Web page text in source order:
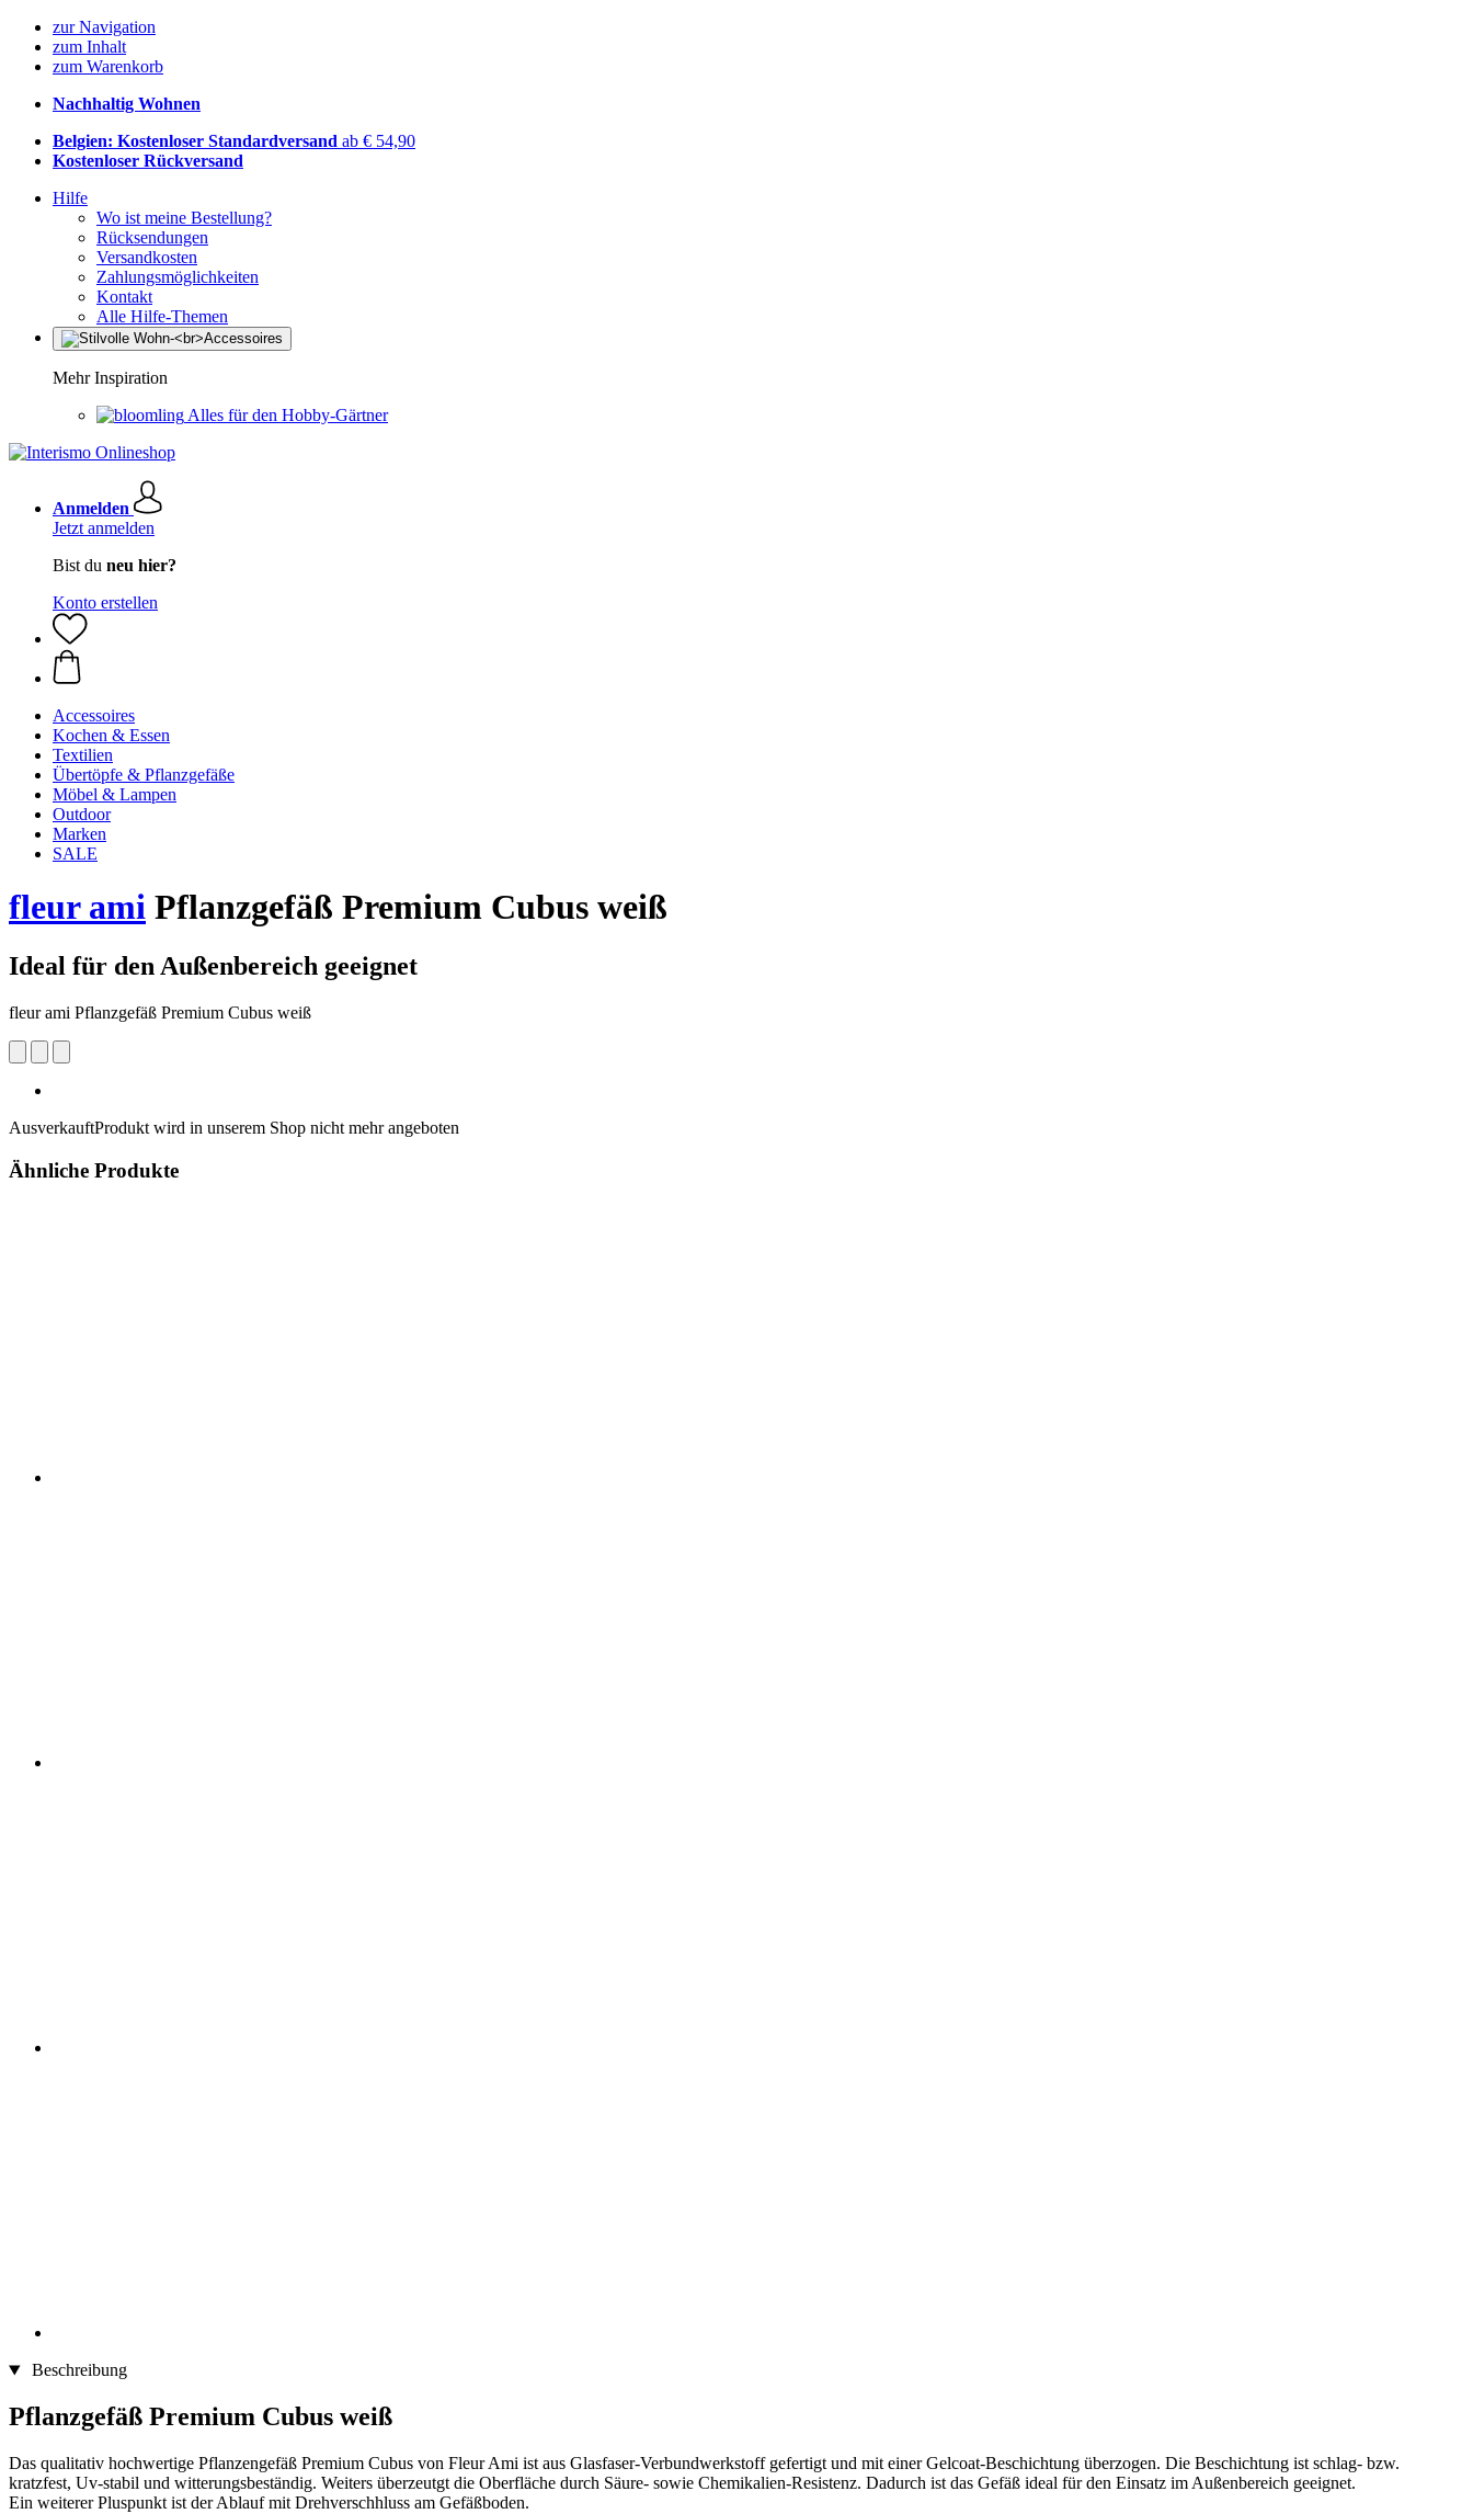
zur Navigation
zum Inhalt
zum Warenkorb
Nachhaltig Wohnen
Belgien: Kostenloser Standardversand ab € 54,90
Kostenloser Rückversand
Hilfe
Wo ist meine Bestellung?
Rücksendungen
Versandkosten
Zahlungsmöglichkeiten
Kontakt
Alle Hilfe-Themen
Mehr Inspiration
Alles für den Hobby-Gärtner
Anmelden
Jetzt anmelden
Bist du neu hier?
Konto erstellen
Accessoires
Kochen & Essen
Textilien
Übertöpfe & Pflanzgefäße
Möbel & Lampen
Outdoor
Marken
SALE
fleur ami Pflanzgefäß Premium Cubus weiß
Ideal für den Außenbereich geeignet
fleur ami Pflanzgefäß Premium Cubus weiß
AusverkauftProdukt wird in unserem Shop nicht mehr angeboten
Ähnliche Produkte
Beschreibung
Pflanzgefäß Premium Cubus weiß
Das qualitativ hochwertige Pflanzengefäß Premium Cubus von Fleur Ami ist aus Glasfaser-Verbundwerkstoff gefertigt und mit einer Gelcoat-Beschichtung überzogen. Die Beschichtung ist schlag- bzw.
kratzfest, Uv-stabil und witterungsbeständig. Weiters überzeutgt die Oberfläche durch Säure- sowie Chemikalien-Resistenz. Dadurch ist das Gefäß ideal für den Einsatz im Außenbereich geeignet.
Ein weiterer Pluspunkt ist der Ablauf mit Drehverschhluss am Gefäßboden.